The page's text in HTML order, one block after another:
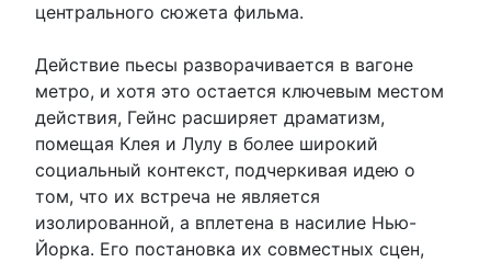
центрального сюжета фильма.
Действие пьесы разворачивается в вагоне
метро, ​​и хотя это остается ключевым местом
действия, Гейнс расширяет драматизм,
помещая Клея и Лулу в более широкий
социальный контекст, подчеркивая идею о
том, что их встреча не является
изолированной, а вплетена в насилие Нью-
Йорка. Его постановка их совместных сцен,